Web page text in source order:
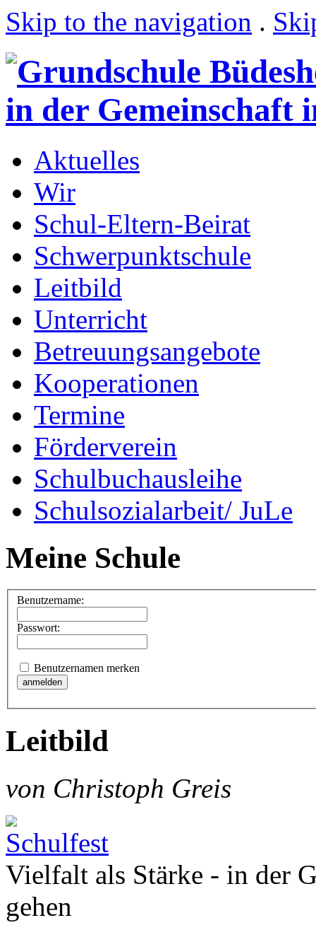
Skip to the navigation .
Aktuelles
Wir
Schul-Eltern-Beirat
Schwerpunktschule
Leitbild
Unterricht
Betreuungsangebote
Kooperationen
Termine
Förderverein
Schulbuchausleihe
Schulsozialarbeit/ JuLe
Meine Schule
Benutzername:
Passwort:
Benutzernamen merken
Leitbild
von Christoph Greis
Vielfalt als Stärke - in der
gehen